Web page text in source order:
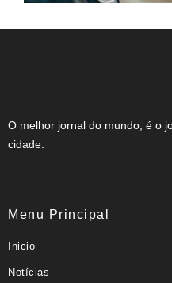
O melhor jornal do mundo, é o
cidade.
Menu Principal
Inicio
Notícias